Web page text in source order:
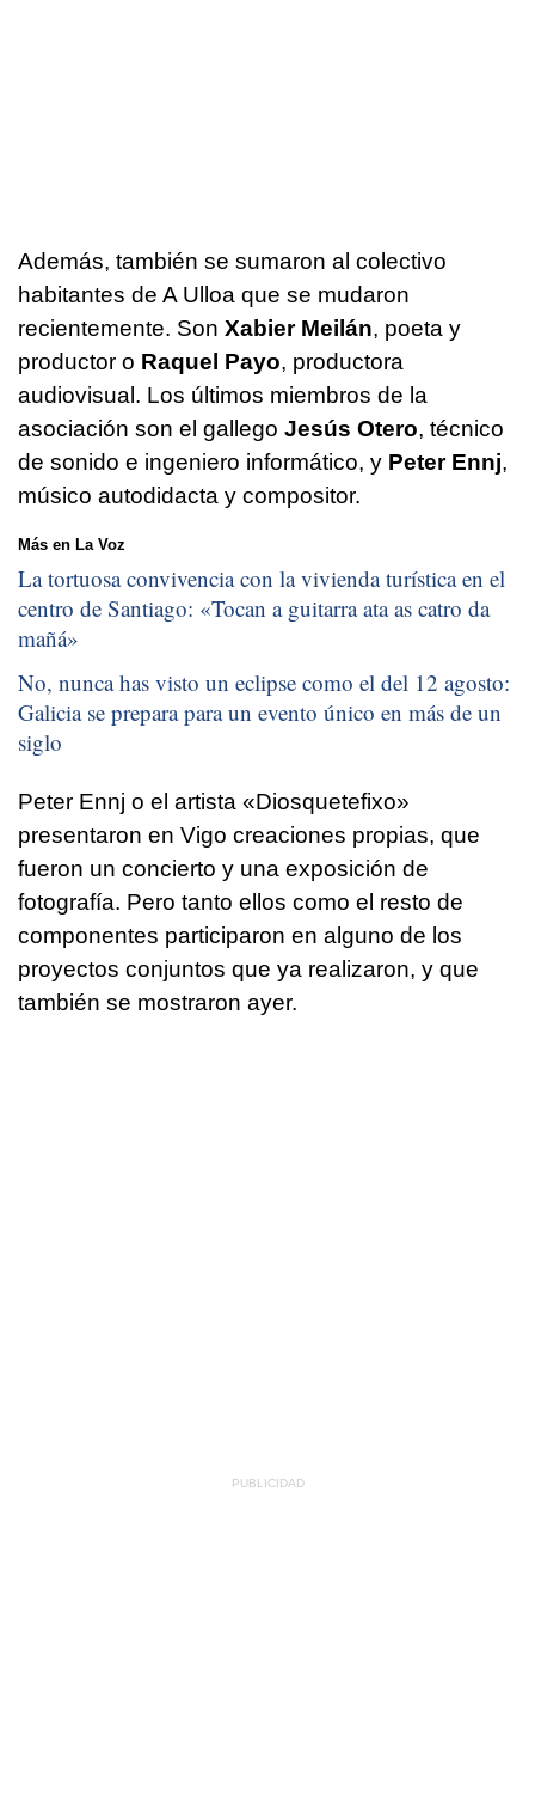
Además, también se sumaron al colectivo
habitantes de A Ulloa que se mudaron
recientemente. Son Xabier Meilán, poeta y
productor o Raquel Payo, productora
audiovisual. Los últimos miembros de la
asociación son el gallego Jesús Otero, técnico
de sonido e ingeniero informático, y Peter Ennj,
músico autodidacta y compositor.
Más en La Voz
La tortuosa convivencia con la vivienda turística en el
centro de Santiago: «Tocan a guitarra ata as catro da
mañá»
No, nunca has visto un eclipse como el del 12 agosto:
Galicia se prepara para un evento único en más de un
siglo
Peter Ennj o el artista «Diosquetefixo»
presentaron en Vigo creaciones propias, que
fueron un concierto y una exposición de
fotografía. Pero tanto ellos como el resto de
componentes participaron en alguno de los
proyectos conjuntos que ya realizaron, y que
también se mostraron ayer.